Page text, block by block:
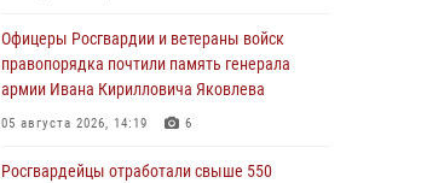
Офицеры Росгвардии и ветераны войск
правопорядка почтили память генерала
армии Ивана Кирилловича Яковлева
05 августа 2026, 14:19 6
Росгвардейцы отработали свыше 550